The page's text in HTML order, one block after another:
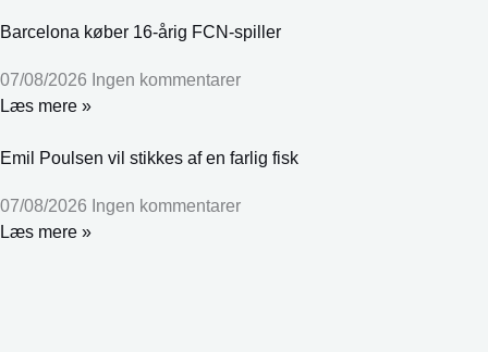
Barcelona køber 16-årig FCN-spiller
07/08/2026 Ingen kommentarer
Læs mere »
Emil Poulsen vil stikkes af en farlig fisk
07/08/2026 Ingen kommentarer
Læs mere »